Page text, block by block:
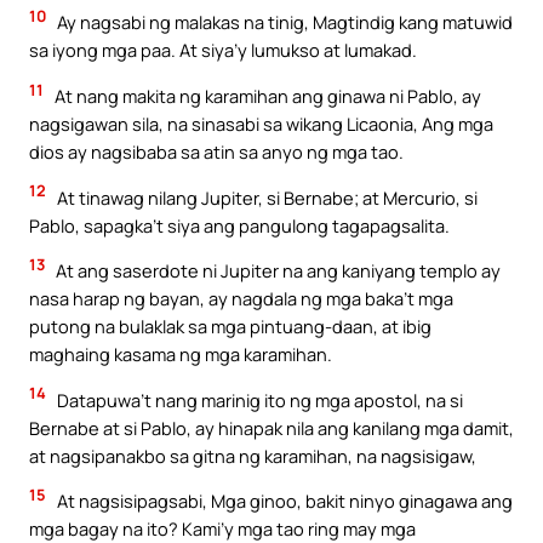
10 Ay nagsabi ng malakas na tinig, Magtindig kang matuwid
sa iyong mga paa. At siya’y lumukso at lumakad.
11
At nang makita ng karamihan ang ginawa ni Pablo, ay
nagsigawan sila, na sinasabi sa wikang Licaonia, Ang mga
dios ay nagsibaba sa atin sa anyo ng mga tao.
12 At tinawag nilang Jupiter, si Bernabe; at Mercurio, si
Pablo, sapagka’t siya ang pangulong tagapagsalita.
13 At ang saserdote ni Jupiter na ang kaniyang templo ay
nasa harap ng bayan, ay nagdala ng mga baka’t mga
putong na bulaklak sa mga pintuang-daan, at ibig
maghaing kasama ng mga karamihan.
14 Datapuwa’t nang marinig ito ng mga apostol, na si
Bernabe at si Pablo, ay hinapak nila ang kanilang mga damit,
at nagsipanakbo sa gitna ng karamihan, na nagsisigaw,
15 At nagsisipagsabi, Mga ginoo, bakit ninyo ginagawa ang
mga bagay na ito? Kami’y mga tao ring may mga